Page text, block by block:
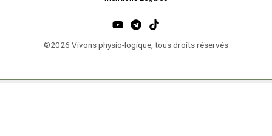
©2026 Vivons physio-logique, tous droits réservés